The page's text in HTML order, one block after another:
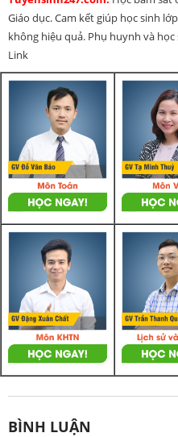
Giáo dục. Cam kết giúp học sinh
không hiệu quả. Phụ huynh và
Link
BÌNH LUẬN